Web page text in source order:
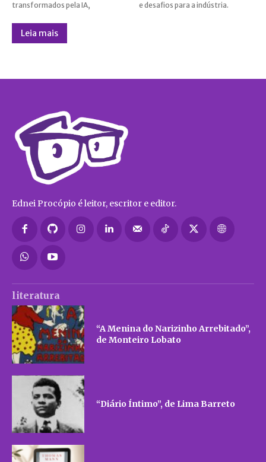
transformados pela IA,
e desafios para a indústria.
Leia mais
Ednei Procópio é leitor, escritor e editor.
literatura
“A Menina do Narizinho Arrebitado”,
de Monteiro Lobato
“Diário Íntimo”, de Lima Barreto